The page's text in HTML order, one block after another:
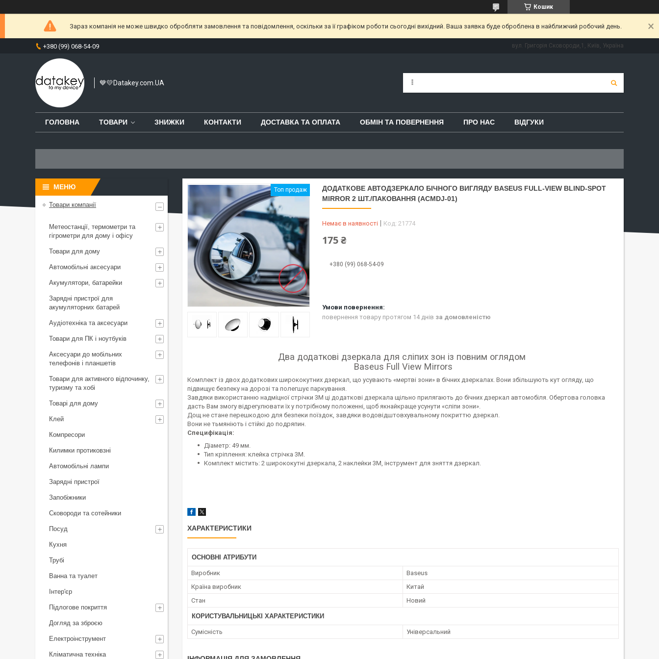
Кошик
Зараз компанія не може швидко обробляти замовлення та повідомлення, оскільки за її графіком роботи сьогодні вихідний. Ваша заявка буде оброблена в найближчий робочий день.
+380 (99) 068-54-09 вул. Григорія Сковороди,1, Київ, Україна
💙💛Datakey.com.UA
ГОЛОВНА ТОВАРИ ЗНИЖКИ КОНТАКТИ ДОСТАВКА ТА ОПЛАТА ОБМІН ТА ПОВЕРНЕННЯ ПРО НАС ВІДГУКИ
Топ продаж
ДОДАТКОВЕ АВТОДЗЕРКАЛО БІЧНОГО ВИГЛЯДУ BASEUS FULL-VIEW BLIND-SPOT
MIRROR 2 ШТ./ПАКОВАННЯ (ACMDJ-01)
Немає в наявності Код: 21774
175 ₴
+380 (99) 068-54-09
повернення товару протягом 14 днів за домовленістю
Два додаткові дзеркала для сліпих зон із повним оглядом
Baseus Full View Mirrors
Комплект із двох додаткових ширококутних дзеркал, що усувають «мертві зони» в бічних дзеркалах. Вони збільшують кут огляду, що
підвищує безпеку на дорозі та полегшує паркування.
Завдяки використанню надміцної стрічки 3M ці додаткові дзеркала щільно прилягають до бічних дзеркал автомобіля. Обертова головка
дасть Вам змогу відрегулювати їх у потрібному положенні, щоб якнайкраще усунути «сліпи зони».
Дощ не стане перешкодою для безпеки поїздок, завдяки водовідштовхувальному покриттю дзеркал.
Вони не тьмяніють і стійкі до подряпин.
Специфікація:
Діаметр: 49 мм.
Тип кріплення: клейка стрічка 3М.
Комплект містить: 2 ширококутні дзеркала, 2 наклейки 3М, інструмент для зняття дзеркал.
ХАРАКТЕРИСТИКИ
ОСНОВНІ АТРИБУТИ
Виробник
Baseus
Країна виробник
Китай
Стан
Новий
КОРИСТУВАЛЬНИЦЬКІ ХАРАКТЕРИСТИКИ
Сумісність Універсальний
Товари компанії
Метеостанції, термометри та
гігрометри для дому і офісу
Товари для дому
Автомобільні аксесуари
Акумулятори, батарейки
Зарядні пристрої для
акумуляторних батарей
Аудіотехніка та аксесуари
Товари для ПК і ноутбуків
Аксесуари до мобільних
телефонів і планшетів
Товари для активного відпочинку,
туризму та хобі
Товарі для дому
Клей
Компресори
Килимки протиковзні
Автомобільні лампи
Зарядні пристрої
Запобіжники
Сковороди та сотейники
Посуд
Кухня
Трубі
Ванна та туалет
Інтер'єр
Підлогове покриття
Догляд за зброєю
Електроінструмент
Кліматична техніка